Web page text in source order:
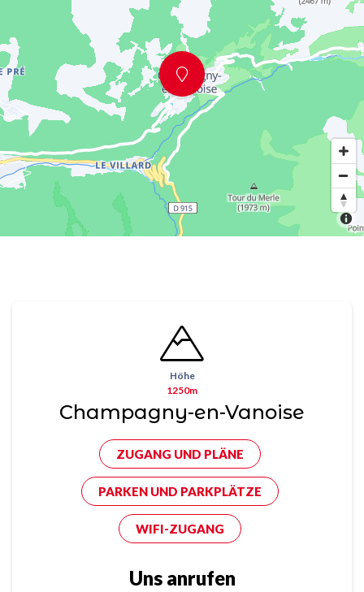
Höhe
1250m
Champagny-en-Vanoise
ZUGANG UND PLÄNE
PARKEN UND PARKPLÄTZE
WIFI-ZUGANG
Uns anrufen